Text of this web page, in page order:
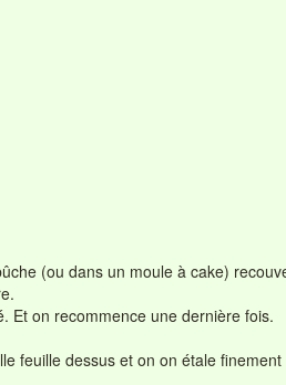
(ou dans un moule à cake)
Et on recommence une dernière fois.
feuille dessus et on on étale finement